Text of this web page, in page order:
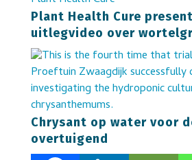
Plant Health Cure
uitlegvideo over
Chrysant op water voor
overtuigend